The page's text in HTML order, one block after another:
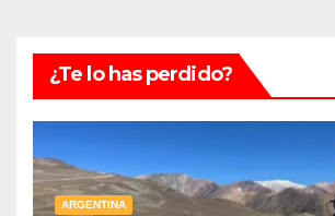
¿Te lo has perdido?
ARGENTINA